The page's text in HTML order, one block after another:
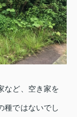
など、空き家を
種ではないでし